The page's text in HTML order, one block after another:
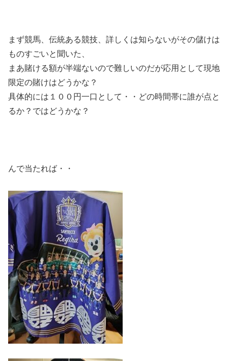
まず競馬、伝統ある競技、詳しくは知らないがその儲けは
ものすごいと聞いた、
まあ賭ける額が半端ないので難しいのだが応用として現地
限定の賭けはどうかな？
具体的には１００円一口として・・どの時間帯に誰が点と
るか？ではどうかな？
んで当たれば・・